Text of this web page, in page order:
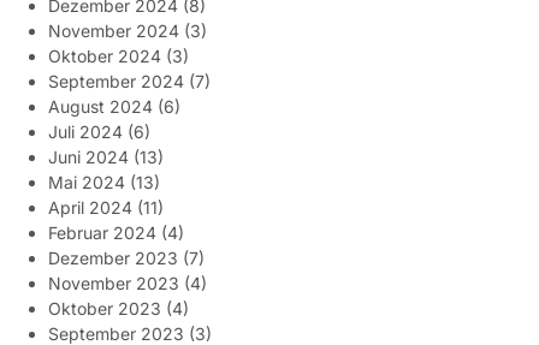
Dezember 2024 (8)
November 2024 (3)
Oktober 2024 (3)
September 2024 (7)
August 2024 (6)
Juli 2024 (6)
Juni 2024 (13)
Mai 2024 (13)
April 2024 (11)
Februar 2024 (4)
Dezember 2023 (7)
November 2023 (4)
Oktober 2023 (4)
September 2023 (3)